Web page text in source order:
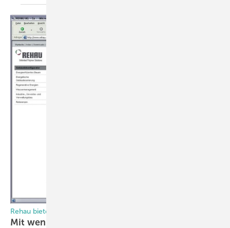
Rehau bietet „Gebäudekonfigurator“
Mit wenigen Klicks zu mehr